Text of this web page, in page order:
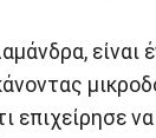
είναι
επιχείρησε